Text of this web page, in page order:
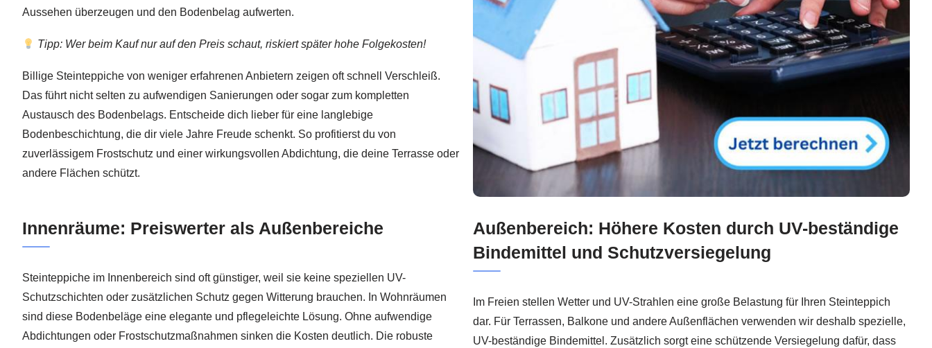
Aussehen überzeugen und den Bodenbelag aufwerten.
Tipp: Wer beim Kauf nur auf den Preis schaut, riskiert später hohe Folgekosten!
Billige Steinteppiche von weniger erfahrenen Anbietern zeigen oft schnell Verschleiß.
Das führt nicht selten zu aufwendigen Sanierungen oder sogar zum kompletten
Austausch des Bodenbelags. Entscheide dich lieber für eine langlebige
Bodenbeschichtung, die dir viele Jahre Freude schenkt. So profitierst du von
zuverlässigem Frostschutz und einer wirkungsvollen Abdichtung, die deine Terrasse oder
andere Flächen schützt.
Innenräume: Preiswerter als Außenbereiche
Steinteppiche im Innenbereich sind oft günstiger, weil sie keine speziellen UV-
Schutzschichten oder zusätzlichen Schutz gegen Witterung brauchen. In Wohnräumen
sind diese Bodenbeläge eine elegante und pflegeleichte Lösung. Ohne aufwendige
Abdichtungen oder Frostschutzmaßnahmen sinken die Kosten deutlich. Die robuste
Außenbereich: Höhere Kosten durch UV-beständige
Bindemittel und Schutzversiegelung
Im Freien stellen Wetter und UV-Strahlen eine große Belastung für Ihren Steinteppich
dar. Für Terrassen, Balkone und andere Außenflächen verwenden wir deshalb spezielle,
UV-beständige Bindemittel. Zusätzlich sorgt eine schützende Versiegelung dafür, dass